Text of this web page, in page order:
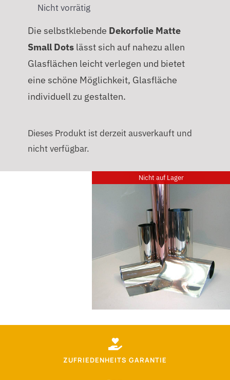
Nicht auf Lager
Nicht vorrätig
Die selbstklebende Dekorfolie Matte
Small Dotslässt sich auf nahezu allen
Glasflächen leicht verlegen und bietet
eine schöne Möglichkeit, Glasfläche
individuell zu gestalten.
Dieses Produkt ist derzeit ausverkauft und
nicht verfügbar.
ZUFRIEDENHEITS GARANTIE